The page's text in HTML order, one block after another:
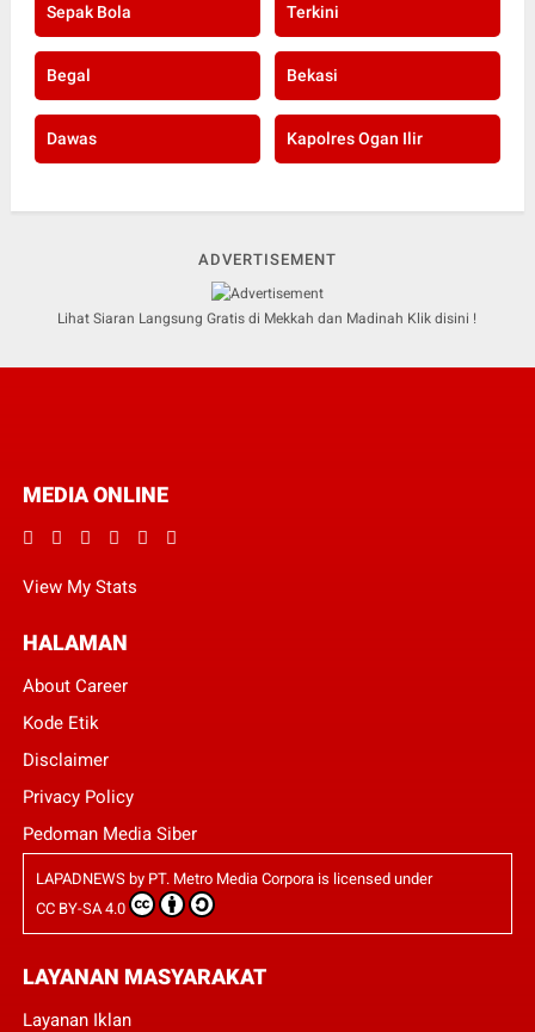
Sepak Bola Terkini
Begal Bekasi
Dawas Kapolres Ogan Ilir
ADVERTISEMENT
Lihat Siaran Langsung Gratis di Mekkah dan Madinah Klik disini !
MEDIA ONLINE
View My Stats
HALAMAN
About Career
Kode Etik
Disclaimer
Privacy Policy
Pedoman Media Siber
LAPADNEWSby PT. Metro Media Corporais licensed under
CC BY-SA 4.0
LAYANAN MASYARAKAT
Layanan Iklan